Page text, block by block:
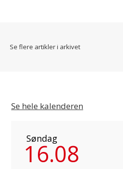
Se flere artikler i arkivet
Se hele kalenderen
Søndag
16.08